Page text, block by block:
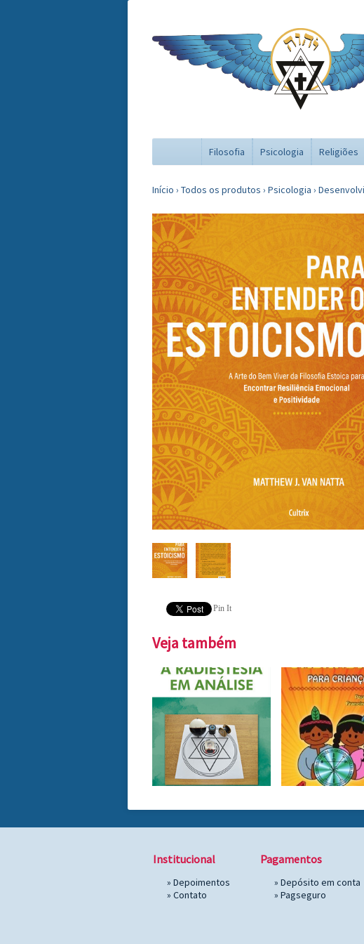
Filosofia Psicologia Religiões
Início › Todos os produtos › Psicologia ›
Pin It
Veja também
Institucional
» Depoimentos
» Contato
Pagamentos
» Depósito em conta
» Pagseguro